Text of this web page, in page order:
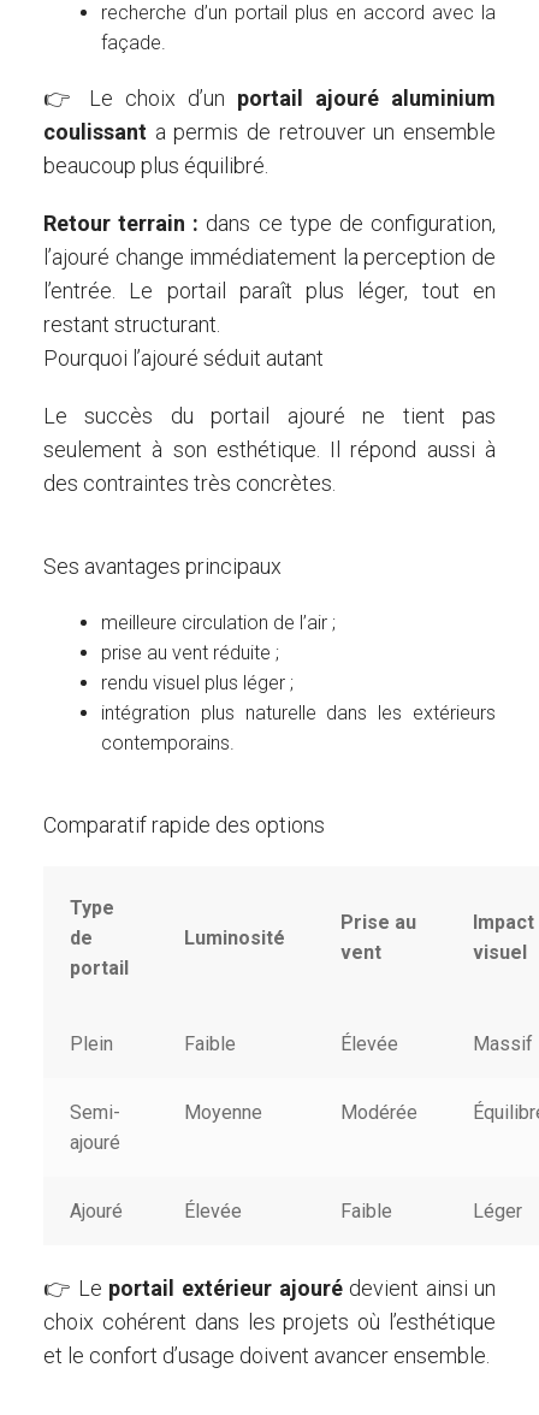
recherche d’un portail plus en accord avec la
façade.
👉 Le choix d’un portail ajouré aluminium
coulissanta permis de retrouver un ensemble
beaucoup plus équilibré.
Retour terrain : dans ce type de configuration,
l’ajouré change immédiatement la perception de
l’entrée. Le portail paraît plus léger, tout en
restant structurant.
Pourquoi l’ajouré séduit autant
Le succès du portail ajouré ne tient pas
seulement à son esthétique. Il répond aussi à
des contraintes très concrètes.
Ses avantages principaux
meilleure circulation de l’air ;
prise au vent réduite ;
rendu visuel plus léger ;
intégration plus naturelle dans les extérieurs
contemporains.
Comparatif rapide des options
Type
de
portail
Luminosité
Prise au
vent
Impact
visuel
Plein Faible Élevée Massif
Semi-
ajouré
Moyenne Modérée
Ajouré Élevée Faible Léger
👉 Le portail extérieur ajourédevient ainsi un
choix cohérent dans les projets où l’esthétique
et le confort d’usage doivent avancer ensemble.